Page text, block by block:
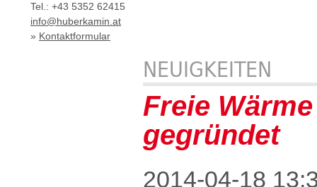
Tel.: +43 5352 62415
info@huberkamin.at
» Kontaktformular
NEUIGKEITEN
Freie
gegründet
2014-04-18